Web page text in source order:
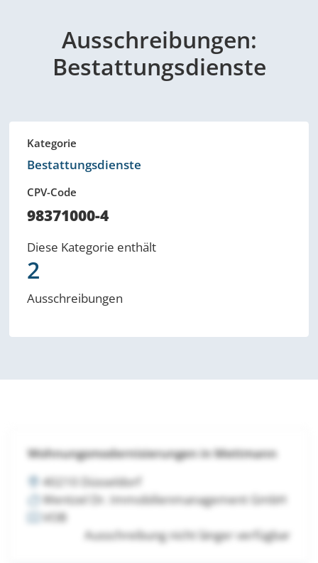
Ausschreibungen:
Bestattungsdienste
Kategorie
Bestattungsdienste
CPV-Code
98371000-4
Diese Kategorie enthält
2
Ausschreibungen
Wohnungsmodernisierungen in Mettmann
40210 Düsseldorf
Wentzel Dr. Immobilienmanagement GmbH
VOB
Ausschreibung nicht länger verfügbar